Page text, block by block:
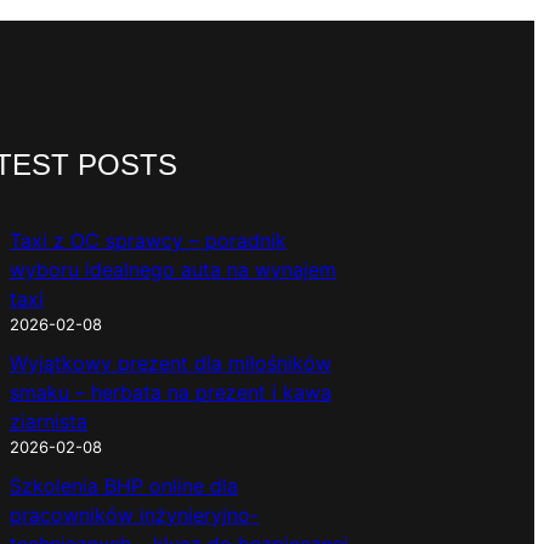
POSTS
Taxi z OC sprawcy – poradnik
wyboru idealnego auta na wynajem
taxi
2026-02-08
Wyjątkowy prezent dla miłośników
smaku – herbata na prezent i kawa
ziarnista
2026-02-08
Szkolenia BHP online dla
pracowników inżynieryjno-